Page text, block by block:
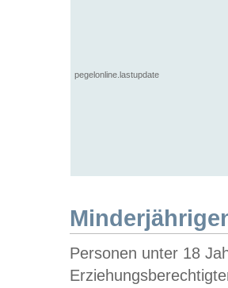
pegelonline.lastupdate
Personen unter 18